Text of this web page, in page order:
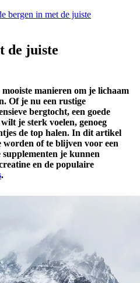
bergen in met de juiste
de juiste
manieren om je lichaam
Of je nu een rustige
bergtocht, een goede
je sterk voelen, genoeg
de top halen. In dit artikel
worden of te blijven voor een
je kunnen
en de populaire
.